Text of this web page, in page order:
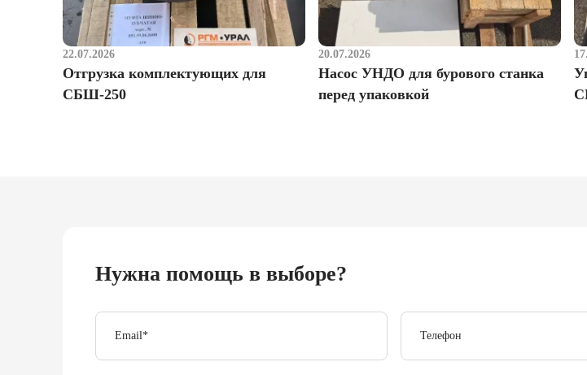
22.07.2026
Отгрузка комплектующих для
СБШ-250
20.07.2026
Насос УНДО для бурового станка
перед упаковкой
Нужна помощь в выборе?
Email* Телефон